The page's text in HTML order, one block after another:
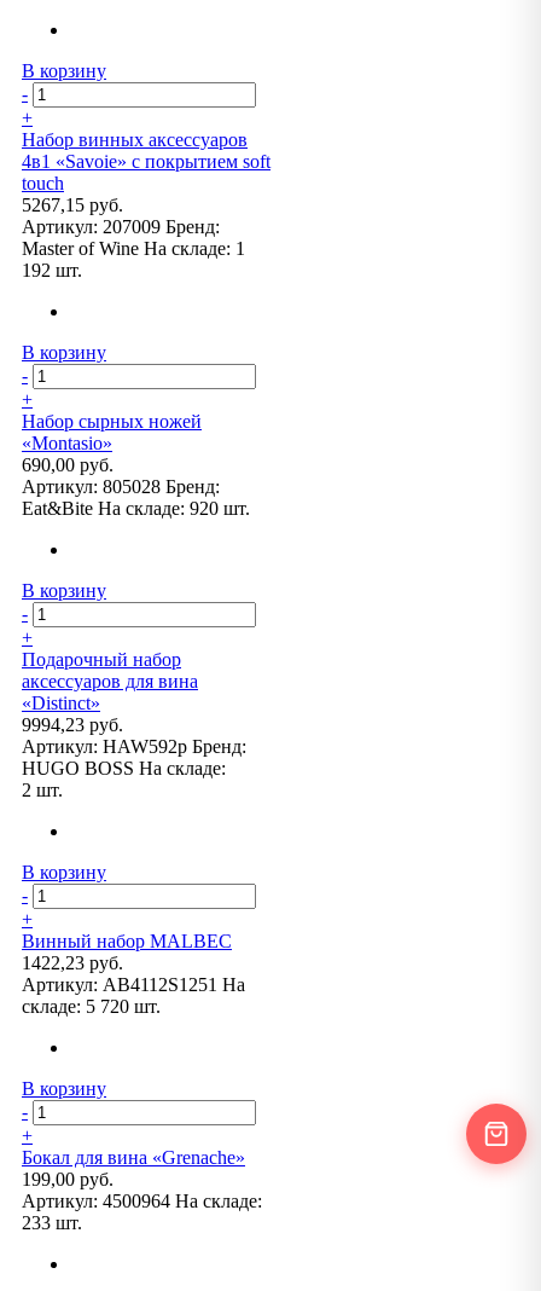
В корзину
-
+
Набор винных аксессуаров
4в1 «Savoie» с покрытием soft
touch
5267,15 руб.
Артикул: 207009 Бренд:
Master of Wine На складе: 1
192 шт.
В корзину
-
+
Набор сырных ножей
«Montasio»
690,00 руб.
Артикул: 805028 Бренд:
Eat&Bite На складе: 920 шт.
В корзину
-
+
Подарочный набор
аксессуаров для вина
«Distinct»
9994,23 руб.
Артикул: HAW592p Бренд:
HUGO BOSS На складе:
2 шт.
В корзину
-
+
Винный набор MALBEC
1422,23 руб.
Артикул: AB4112S1251 На
складе: 5 720 шт.
В корзину
-
+
Бокал для вина «Grenache»
199,00 руб.
Артикул: 4500964 На складе:
233 шт.